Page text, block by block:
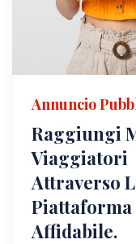
Annuncio
Raggiungi
Viaggiatori
Attraverso
Piattaforma
Affidabile.